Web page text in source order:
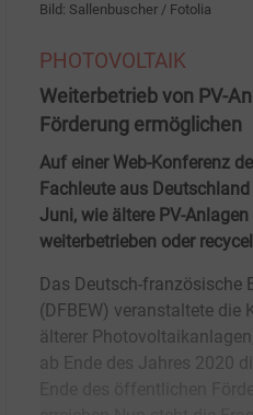
Bild: Sallenbuscher / Fotolia
PHOTOVOLTAIK
Weiterbetrieb von PV-
Förderung ermöglichen
Auf einer Web-Konferenz
Fachleute aus
Juni, wie ältere PV-
weiterbetrieben oder
Das Deutsch-französische
(DFBEW) veranstaltete die
älterer
ab Ende des Jahres 2020